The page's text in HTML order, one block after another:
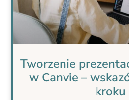
Tworzenie
w Canvie –
kroku